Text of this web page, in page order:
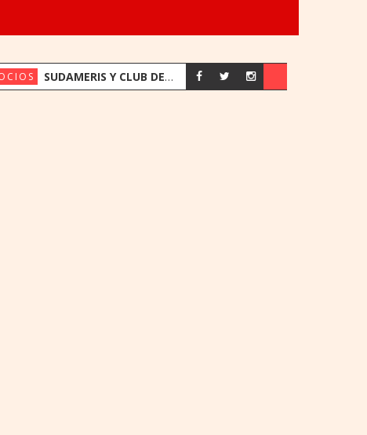
SUDAMERIS Y CLUB DEPORTIVO ALEMÁN RENUEVAN ACUERDO CON BENEFICIOS EXCLUSIVOS PARA SOCIOS